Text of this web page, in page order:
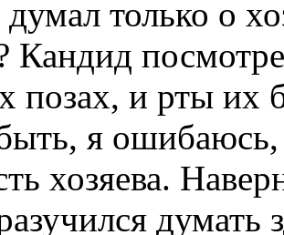
только о
Кандид
позах, и рты их
я
хозяева.
думать